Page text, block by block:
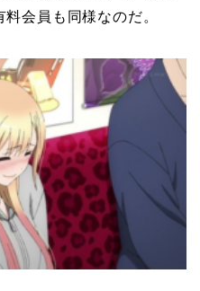
会員も同様なのだ。